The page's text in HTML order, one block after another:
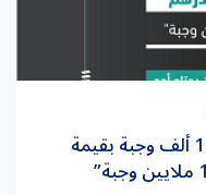
“الأنصاري للصرافة” تساهم بـ 150 ألف وجبة بقيمة